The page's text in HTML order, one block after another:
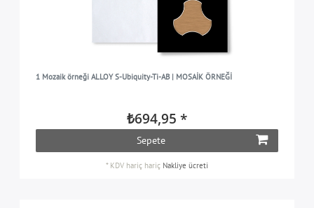
1 Mozaik örneği ALLOY S-Ubiquity-Ti-AB | MOSAİK ÖRNEĞİ
₺694,95 *
Sepete
* KDV hariç hariç Nakliye ücreti